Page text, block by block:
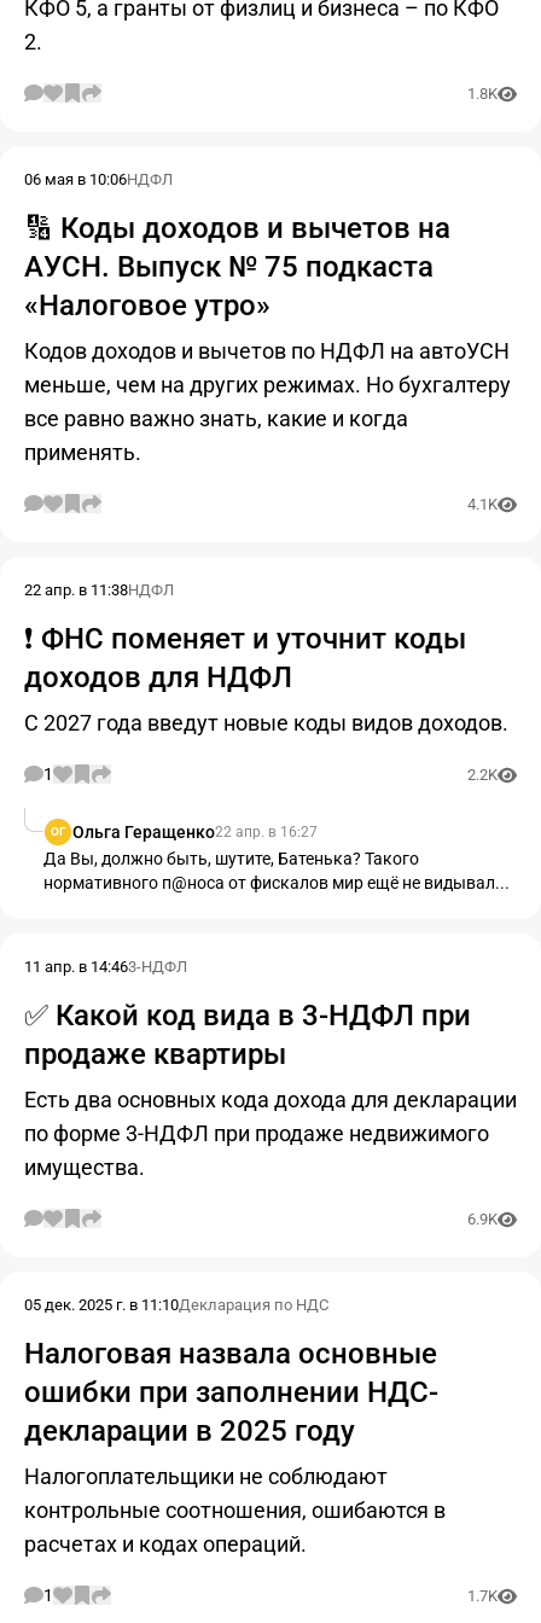
КФО 5, а гранты от физлиц и бизнеса – по КФО
2.
1.8K
06 мая в 10:06НДФЛ
🔢 Коды доходов и вычетов на
АУСН. Выпуск № 75 подкаста
«Налоговое утро»
Кодов доходов и вычетов по НДФЛ на автоУСН
меньше, чем на других режимах. Но бухгалтеру
все равно важно знать, какие и когда
применять.
4.1K
22 апр. в 11:38НДФЛ
❗ ФНС поменяет и уточнит коды
доходов для НДФЛ
С 2027 года введут новые коды видов доходов.
1 2.2K
ОГ Ольга Геращенко22 апр. в 16:27
Да Вы, должно быть, шутите, Батенька? Такого
нормативного п@носа от фискалов мир ещё не видывал...
11 апр. в 14:463-НДФЛ
✅ Какой код вида в 3-НДФЛ при
продаже квартиры
Есть два основных кода дохода для декларации
по форме 3-НДФЛ при продаже недвижимого
имущества.
6.9K
05 дек. 2025 г. в 11:10Декларация по НДС
Налоговая назвала основные
ошибки при заполнении НДС-
декларации в 2025 году
Налогоплательщики не соблюдают
контрольные соотношения, ошибаются в
расчетах и кодах операций.
1 1.7K